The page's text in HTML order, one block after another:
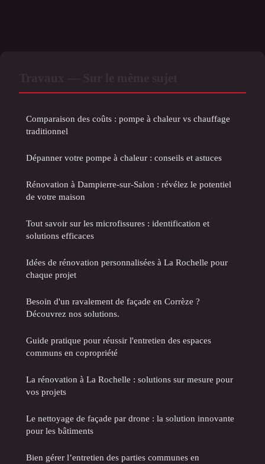
Comparaison des coûts : pompe à chaleur vs chauffage
traditionnel
Dépanner votre pompe à chaleur : conseils et astuces
Rénovation à Dampierre-sur-Salon : révélez le potentiel
de votre maison
Tout savoir sur les microfissures : identification et
solutions efficaces
Idées de rénovation personnalisées à La Rochelle pour
chaque projet
Besoin d'un ravalement de façade en Corrèze ?
Découvrez nos solutions.
Guide pratique pour réussir l'entretien des espaces
communs en copropriété
La rénovation à La Rochelle : solutions sur mesure pour
vos projets
Le nettoyage de façade par drone : la solution innovante
pour les bâtiments
Bien gérer l’entretien des parties communes en